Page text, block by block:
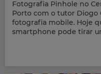
Fotografia Pinhole no
Porto com o tutor Diogo
fotografia mobile. Hoje
smartphone pode tirar